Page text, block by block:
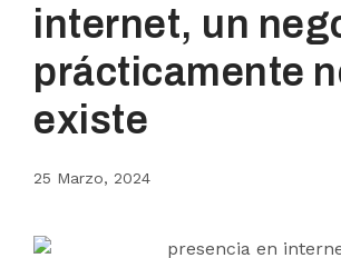
internet, un
prácticamente
existe
25 Marzo, 2024